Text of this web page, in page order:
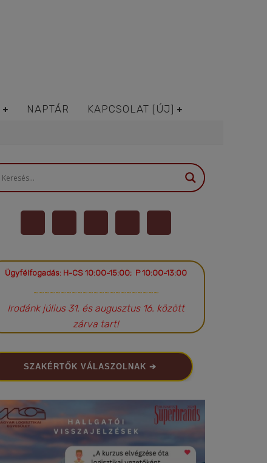
NAPTÁR KAPCSOLAT [ÚJ]
Ügyfélfogadás: H-CS 10:00-15:00; P 10:00-13:00
~~~~~~~~~~~~~~~~~~~~~~~
Irodánk július 31. és augusztus 16. között
zárva tart!
SZAKÉRTŐK VÁLASZOLNAK ➔